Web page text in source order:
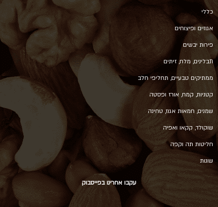
כללי
אגוזים ופיצוחים
פירות יבשים
תבלינים, מלח, זיתים
ממתיקים טבעיים, תחליפי חלב
קטניות, קמח, אורז ופסטה
שמנים, חמאות אגוז, טחינה
שוקולד, קקאו ואפיה
חליטות תה וקפה
שונות
עקבו אחרינו בפייסבוק